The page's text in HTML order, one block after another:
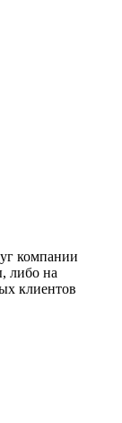
компании
либо на
клиентов